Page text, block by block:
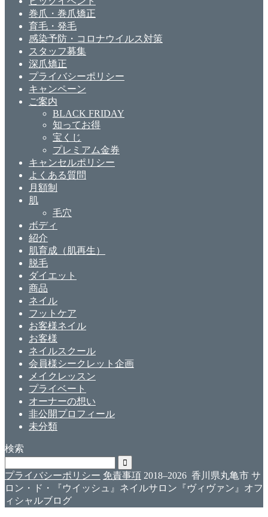
巻爪・巻爪矯正
育毛・発毛
感染予防・コロナウイルス対策
スタッフ募集
深爪矯正
プライバシーポリシー
キャンペーン
ご案内
BLACK FRIDAY
知ってお得
宝くじ
プレミアム金券
キャンセルポリシー
よくある質問
月額制
肌
毛穴
ボディ
紹介
肌育成（肌再生）
脱毛
ダイエット
商品
ネイル
フットケア
お客様ネイル
お客様
ネイルスクール
会員様シークレット企画
メイクレッスン
プライベート
オーナーの想い
非公開プロフィール
未分類
検索
プライバシーポリシー 免責事項 2018–2026 香川県丸亀市 サ
ロン・ド・『ウイッシュ』ネイルサロン『ヴィヴァン』オフ
ィシャルブログ